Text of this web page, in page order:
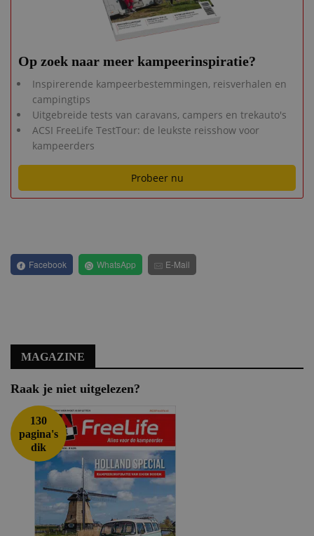
Op zoek naar meer kampeerinspiratie?
Inspirerende kampeerbestemmingen, reisverhalen en
campingtips
Uitgebreide tests van caravans, campers en trekauto's
ACSI FreeLife TestTour: de leukste reisshow voor
kampeerders
Probeer nu
Facebook WhatsApp E-Mail
MAGAZINE
Raak je niet uitgelezen?
130
pagina's
dik